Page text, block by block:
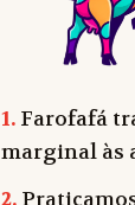
1. Farofafá
marginal às
2.